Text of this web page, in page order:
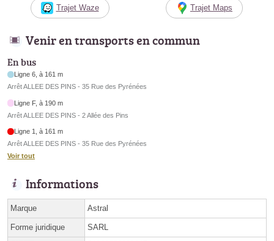
Trajet Waze Trajet Maps
Venir en transports en commun
En bus
Ligne 6, à 161 m
Arrêt ALLEE DES PINS - 35 Rue des Pyrénées
Ligne F, à 190 m
Arrêt ALLEE DES PINS - 2 Allée des Pins
Ligne 1, à 161 m
Arrêt ALLEE DES PINS - 35 Rue des Pyrénées
Voir tout
Informations
Marque Astral
Forme juridique SARL